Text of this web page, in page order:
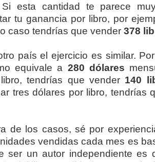
esta cantidad te parece
tu ganancia por libro, por
caso tendrías que vender 378
país el ejercicio es similar.
equivale a 280 dólares
tendrías que vender 140
tres dólares por libro, tendrías
de los casos, sé por
vendidas cada mes es
ser un autor independiente es